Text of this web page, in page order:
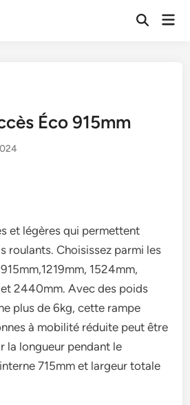
Open
Éco 915mm
et légères qui permettent
roulants. Choisissez parmi les
1524mm,
2440mm. Avec des poids
plus de 6kg, cette rampe
à mobilité réduite peut être
la longueur pendant le
715mm et largeur totale